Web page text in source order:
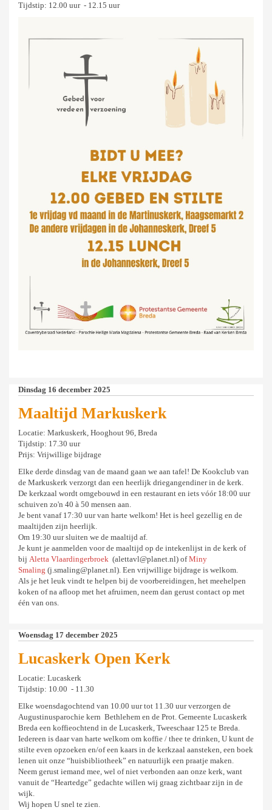
Tijdstip: 12.00 uur - 12.15 uur
Dinsdag 16 december 2025
Maaltijd Markuskerk
Locatie: Markuskerk, Hooghout 96, Breda
Tijdstip: 17.30 uur
Prijs: Vrijwillige bijdrage
Elke derde dinsdag van de maand gaan we aan tafel! De Kookclub van
de Markuskerk verzorgt dan een heerlijk driegangendiner in de kerk.
De kerkzaal wordt omgebouwd in een restaurant en iets vóór 18:00 uur
schuiven zo'n 40 à 50 mensen aan.
Je bent vanaf 17:30 uur van harte welkom! Het is heel gezellig en de
maaltijden zijn heerlijk.
Om 19:30 uur sluiten we de maaltijd af.
Je kunt je aanmelden voor de maaltijd op de intekenlijst in de kerk of
bij Aletta Vlaardingerbroek (alettavl@planet.nl) ofMiny
Smaling (j.smaling@planet.nl). Een vrijwillige bijdrage is welkom.
Als je het leuk vindt te helpen bij de voorbereidingen, het meehelpen
koken of na afloop met het afruimen, neem dan gerust contact op met
één van ons.
Woensdag 17 december 2025
Lucaskerk Open Kerk
Locatie: Lucaskerk
Tijdstip: 10.00 - 11.30
Elke woensdagochtend van 10.00 uur tot 11.30 uur verzorgen de
Augustinusparochie kern Bethlehem en de Prot. Gemeente Lucaskerk
Breda een koffieochtend in de Lucaskerk, Tweeschaar 125 te Breda.
Iedereen is daar van harte welkom om koffie / thee te drinken, U kunt de
stilte even opzoeken en/of een kaars in de kerkzaal aansteken, een boek
lenen uit onze “huisbibliotheek” en natuurlijk een praatje maken.
Neem gerust iemand mee, wel of niet verbonden aan onze kerk, want
vanuit de “Heartedge” gedachte willen wij graag zichtbaar zijn in de
wijk.
Wij hopen U snel te zien.